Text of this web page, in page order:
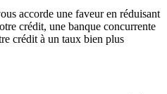
accorde une faveur en réduisant
crédit, une banque concurrente
crédit à un taux bien plus